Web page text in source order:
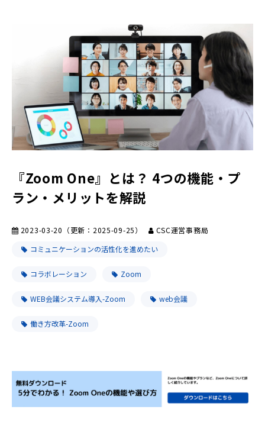
『Zoom One』とは？ 4つの機能・プ
ラン・メリットを解説
2023-03-20 （更新： 2025-09-25）
CSC運営事務局
コミュニケーションの活性化を進めたい
コラボレーション Zoom
WEB会議システム導入-Zoom web会議
働き方改革-Zoom